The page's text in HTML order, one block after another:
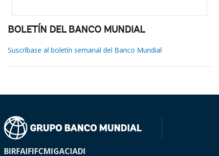
BOLETÍN DEL BANCO MUNDIAL
Suscríbase al boletín semanal del Banco Mundial
BIRFAIFIFCMIGACIADI